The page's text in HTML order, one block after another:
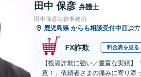
田中 保彦 弁護士
田中保彦法律事務所
鹿児島県 からも相談受付中面談
FX詐欺 料金表を見る
【投資詐欺に強い／豊富な実績
意！」依頼者さまの痛みに寄り添